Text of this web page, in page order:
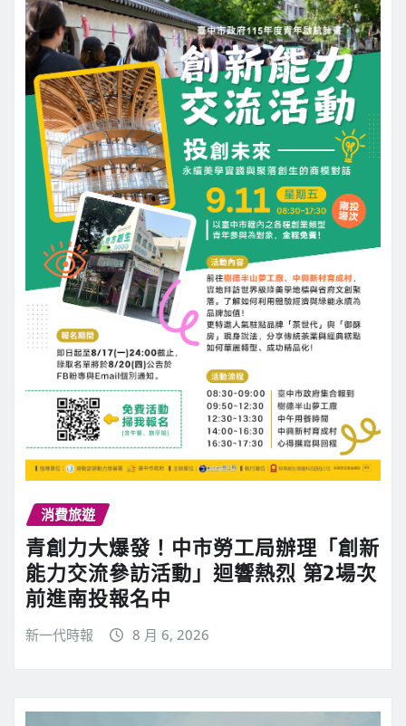
消費旅遊
青創力大爆發！中市勞工局辦理「創新
能力交流參訪活動」迴響熱烈 第2場次
前進南投報名中
新一代時報 8 月 6, 2026